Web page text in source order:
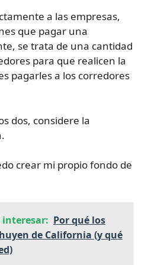
a las empresas,
que pagar una
se trata de una cantidad
para que realicen la
pagarles a los corredores
dos, considere la
crear mi propio fondo de
interesar: Por qué los
de California (y qué